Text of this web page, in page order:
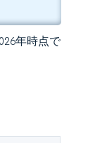
年時点で